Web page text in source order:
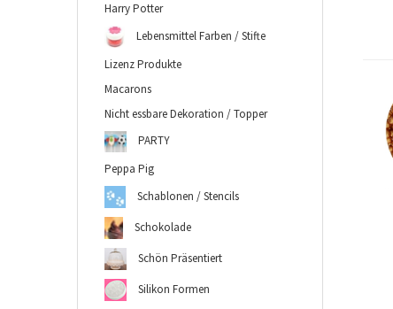
Harry Potter
Lebensmittel Farben / Stifte
Lizenz Produkte
Macarons
Nicht essbare Dekoration / Topper
PARTY
Peppa Pig
Schablonen / Stencils
Schokolade
Schön Präsentiert
Silikon Formen